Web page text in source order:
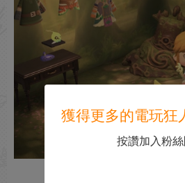
獲得更多的電玩狂
按讚加入粉絲